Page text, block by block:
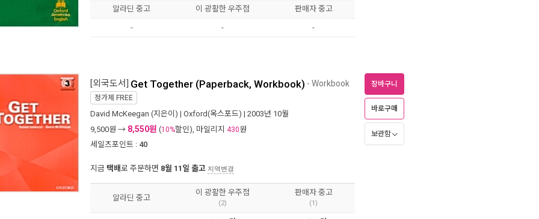
알라딘 중고 이 광활한 우주점 판매자 중고
- - -
[외국도서] Get Together (Paperback, Workbook) - Workbook
정가제 FREE
David McKeegan (지은이) | Oxford(옥스포드) | 2003년 10월
9,500원 → 8,550원 (10%할인), 마일리지 430원
세일즈포인트 : 40
지금 택배로 주문하면 8월 11일 출고 지역변경
장바구니
바로구매
보관함
알라딘 중고
이 광활한 우주점
(2)
판매자 중고
(1)